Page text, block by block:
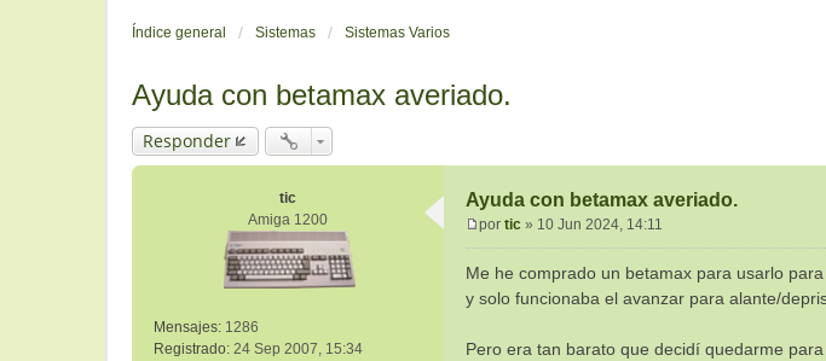
Índice general Sistemas Sistemas Varios
Ayuda con betamax averiado.
Responder
tic
Amiga 1200
Mensajes: 1286
Registrado: 24 Sep 2007, 15:34
Ayuda con betamax averiado.
n
s
j
por tic » 10 Jun 2024, 14:11
Me he comprado un betamax para usarlo
y solo funcionaba el avanzar para alante/
Pero era tan barato que decidí quedarme